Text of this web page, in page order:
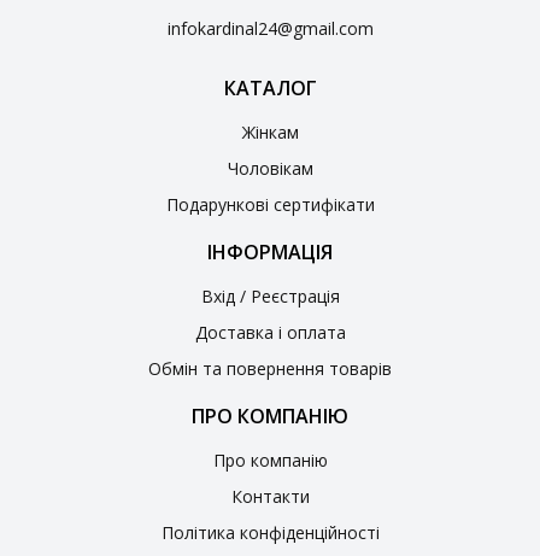
infokardinal24@gmail.com
КАТАЛОГ
Жінкам
Чоловікам
Подарункові сертифікати
ІНФОРМАЦІЯ
Вхід / Реєстрація
Доставка і оплата
Обмін та повернення товарів
ПРО КОМПАНІЮ
Про компанію
Контакти
Політика конфіденційності